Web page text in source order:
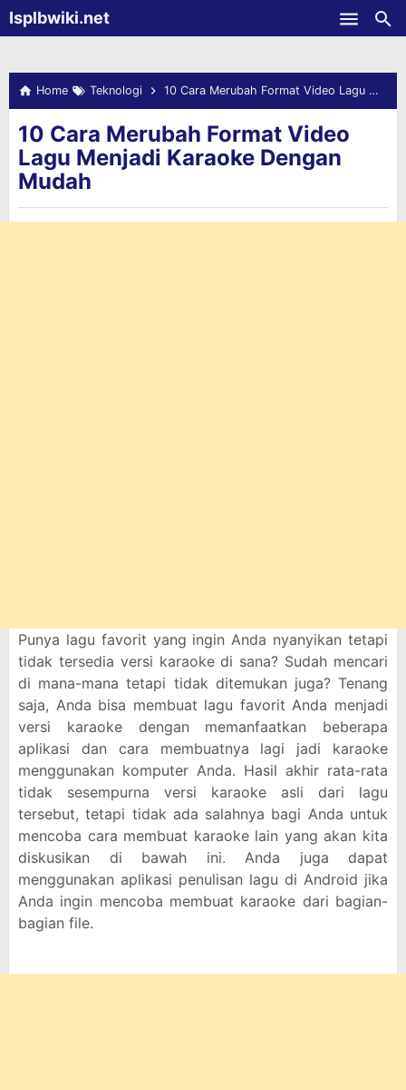
-->Isplbwiki.net
Home Teknologi 10 Cara Merubah Format Video Lagu Menjadi Karaoke Dengan Mudah
10 Cara Merubah Format Video
Lagu Menjadi Karaoke Dengan
Mudah
Punya lagu favorit yang ingin Anda nyanyikan tetapi
tidak tersedia versi karaoke di sana? Sudah mencari
di mana-mana tetapi tidak ditemukan juga? Tenang
saja, Anda bisa membuat lagu favorit Anda menjadi
versi karaoke dengan memanfaatkan beberapa
aplikasi dan cara membuatnya lagi jadi karaoke
menggunakan komputer Anda. Hasil akhir rata-rata
tidak sesempurna versi karaoke asli dari lagu
tersebut, tetapi tidak ada salahnya bagi Anda untuk
mencoba cara membuat karaoke lain yang akan kita
diskusikan di bawah ini. Anda juga dapat
menggunakan aplikasi penulisan lagu di Android jika
Anda ingin mencoba membuat karaoke dari bagian-
bagian file.